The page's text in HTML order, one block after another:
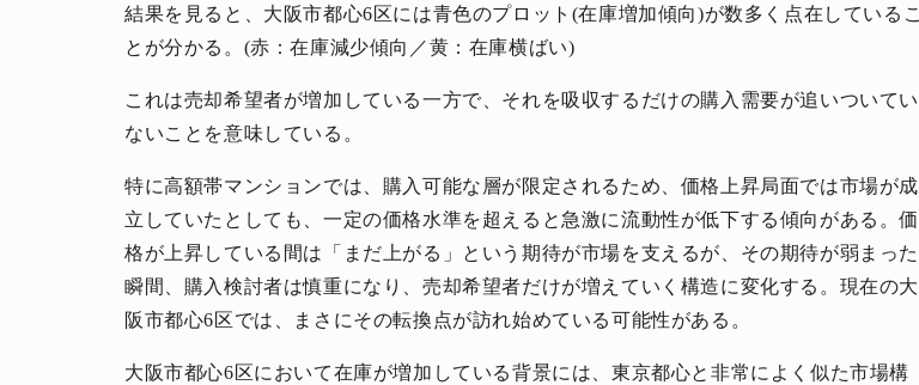
結果を見ると、大阪市都心6区には青色のプロット(在庫増加傾向)が数多く点在しているこ
とが分かる。(赤：在庫減少傾向／黄：在庫横ばい)
これは売却希望者が増加している一方で、それを吸収するだけの購入需要が追いついてい
ないことを意味している。
特に高額帯マンションでは、購入可能な層が限定されるため、価格上昇局面では市場が成
立していたとしても、一定の価格水準を超えると急激に流動性が低下する傾向がある。価
格が上昇している間は「まだ上がる」という期待が市場を支えるが、その期待が弱まった
瞬間、購入検討者は慎重になり、売却希望者だけが増えていく構造に変化する。現在の大
阪市都心6区では、まさにその転換点が訪れ始めている可能性がある。
大阪市都心6区において在庫が増加している背景には、東京都心と非常によく似た市場構